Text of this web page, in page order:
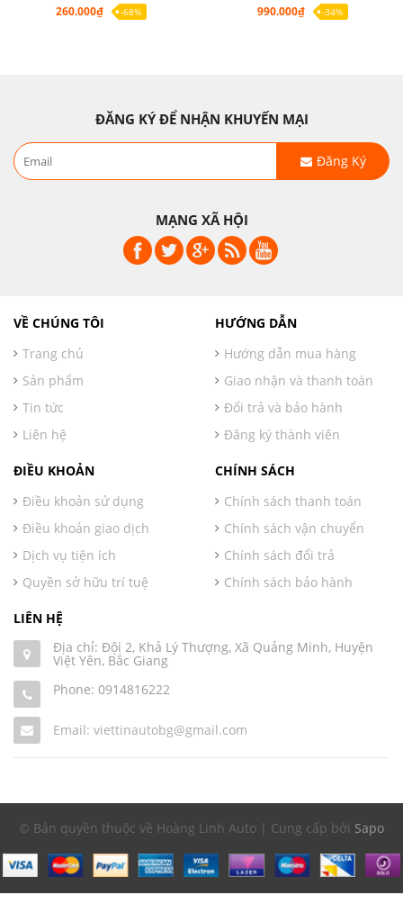
260.000₫
-68%
990.000₫
-34%
ĐĂNG KÝ ĐỂ NHẬN KHUYẾN MẠI
Đăng Ký
MẠNG XÃ HỘI
VỀ CHÚNG TÔI
Trang chủ
Sản phẩm
Tin tức
Liên hệ
HƯỚNG DẪN
Hướng dẫn mua hàng
Giao nhận và thanh toán
Đổi trả và bảo hành
Đăng ký thành viên
ĐIỀU KHOẢN
Điều khoản sử dụng
Điều khoản giao dịch
Dịch vụ tiện ích
Quyền sở hữu trí tuệ
CHÍNH SÁCH
Chính sách thanh toán
Chính sách vận chuyển
Chính sách đổi trả
Chính sách bảo hành
LIÊN HỆ
Địa chỉ: Đội 2, Khả Lý Thượng, Xã Quảng Minh, Huyện
Việt Yên, Bắc Giang
Phone: 0914816222
Email: viettinautobg@gmail.com
© Bản quyền thuộc về Hoàng Linh Auto | Cung cấp bởi Sapo